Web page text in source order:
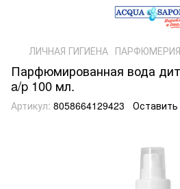
ЛИЧНАЯ ГИГИЕНА ПАРФЮМЕРИЯ
Парфюмированная вода
a/p 100 мл.
Артикул: 8058664129423